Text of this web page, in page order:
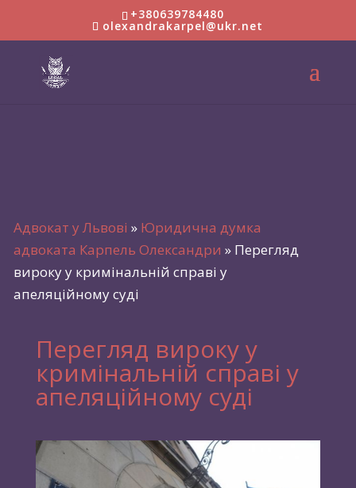
Перегляд вироку у
кримінальній справі у
апеляційному суді
+380639784480
olexandrakarpel@ukr.net
Адвокат у Львові » Юридична думка
адвоката Карпель Олександри » Перегляд
вироку у кримінальній справі у
апеляційному суді
Перегляд вироку у
кримінальній справі у
апеляційному суді